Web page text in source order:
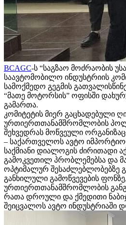
BCAGC-ს “საგზაო მოძრაობის
საავტომობილო ინდუსტრიის
სამოქმედო გეგმის
“მათე მოტორსის” ოფისში
გამართა.
კომიტეტის მიერ გაცხადებული
ურთიერთთანამშრომლობის
შეხვედრას მოწვეული
– საქართველოს ავტო
საქმიანი დიალოგის ძირითადი
გამოკვეთილ პრობლემებსა და
ოპტიმალურ შესაძლებლობებზე
განხილული გამოწვევების
ურთიერთთანამშრომლობის
რათა დროული და ქმედითი
შეიცვალოს ავტო ინდუსტრიაში